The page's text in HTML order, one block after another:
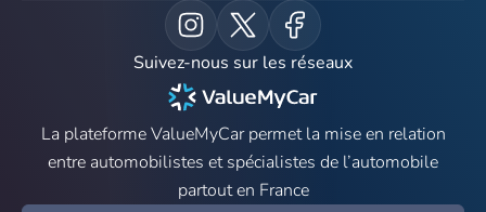
Suivez-nous sur les réseaux
La plateforme ValueMyCar permet la mise en relation
entre automobilistes et spécialistes de l’automobile
partout en France